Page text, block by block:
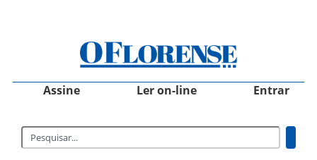
Assine Ler on-line Entrar